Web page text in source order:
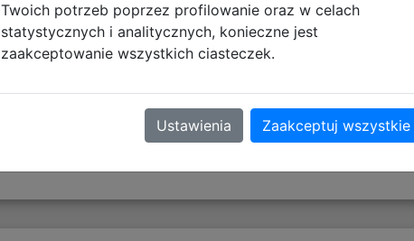
Ostrzeżenia - KOSZULKI
pobierz plik
Twoich potrzeb poprzez profilowanie oraz w celach
statystycznych i analitycznych, konieczne jest
zaakceptowanie wszystkich ciasteczek.
Ustawienia Zaakceptuj wszystkie